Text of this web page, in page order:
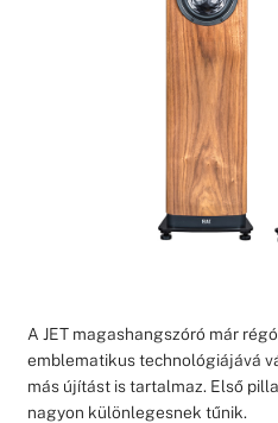
A JET magashangszóró már
emblematikus technológiájává
más újítást is tartalmaz. Első
nagyon különlegesnek tűnik.